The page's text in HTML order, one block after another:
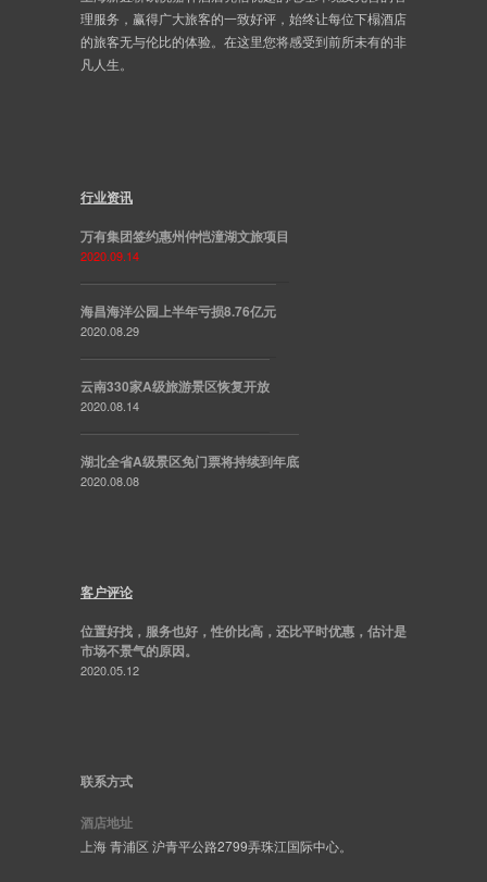
理服务，赢得广大旅客的一致好评，始终让每位下榻酒店
的旅客无与伦比的体验。在这里您将感受到前所未有的非
凡人生。
行业资讯
万有集团签约惠州仲恺潼湖文旅项目
2020.09.14
海昌海洋公园上半年亏损8.76亿元
2020.08.29
云南330家A级旅游景区恢复开放
2020.08.14
湖北全省A级景区免门票将持续到年底
2020.08.08
客户评论
位置好找，服务也好，性价比高，还比平时优惠，估计是
市场不景气的原因。
2020.05.12
联系方式
酒店地址
上海 青浦区 沪青平公路2799弄珠江国际中心。